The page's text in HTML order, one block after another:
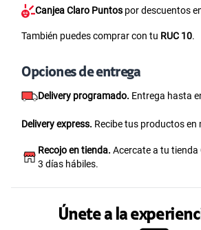
Canjea Claro Puntos por descuentos
También puedes comprar con tu RUC 10.
Opciones de entrega
Delivery programado. Entrega hasta
Delivery express. Recibe tus productos en
Recojo en tienda. Acercate a tu tienda
3 días hábiles.
Únete a la